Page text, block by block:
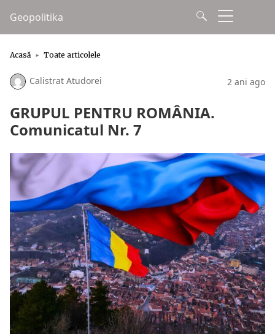
Geopolitika
Acasă Toate articolele
Calistrat Atudorei 2 ani ago
GRUPUL PENTRU ROMÂNIA.
Comunicatul Nr. 7